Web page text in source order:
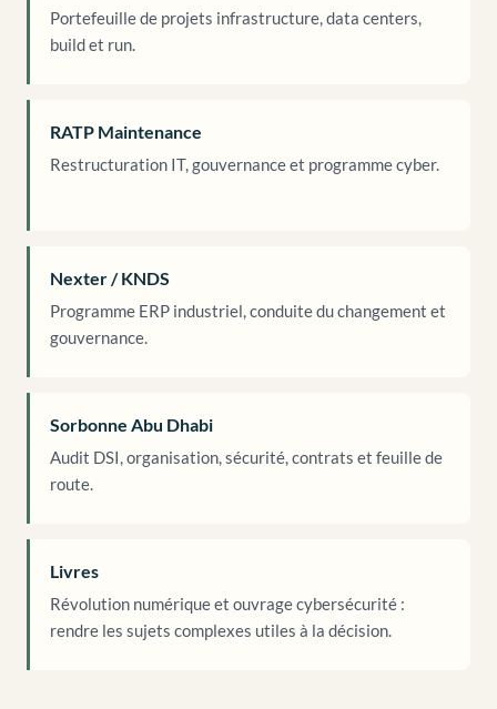
Portefeuille de projets infrastructure, data centers,
build et run.
RATP Maintenance
Restructuration IT, gouvernance et programme cyber.
Nexter / KNDS
Programme ERP industriel, conduite du changement et
gouvernance.
Sorbonne Abu Dhabi
Audit DSI, organisation, sécurité, contrats et feuille de
route.
Livres
Révolution numérique et ouvrage cybersécurité :
rendre les sujets complexes utiles à la décision.